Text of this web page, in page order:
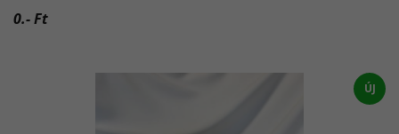
0.- Ft
ÚJ